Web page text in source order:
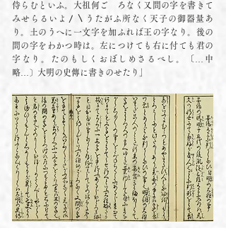
侍らむといふ。大祖何ごゝろなく又問の字を書きて
みせらるいよ〳〵うたがふ所なく天子の御器量あ
り。土のうへに一文字を加ふれば王の字なり。後の
問の字をわかつ時は。左につけても右に付ても君の
字なり。たのもしくおぼしめさるべし。〔…中
略…〕大明の史傳に書きのせたり」